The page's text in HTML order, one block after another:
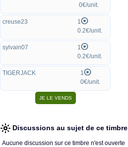
0€/unit.
creuse23
1
0.2€/unit.
sylvain07
1
0.2€/unit.
TIGERJACK
1
0€/unit.
Discussions au sujet de ce timbre
Aucune discussion sur ce timbre n'est ouverte